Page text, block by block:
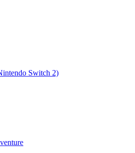
Switch 2)